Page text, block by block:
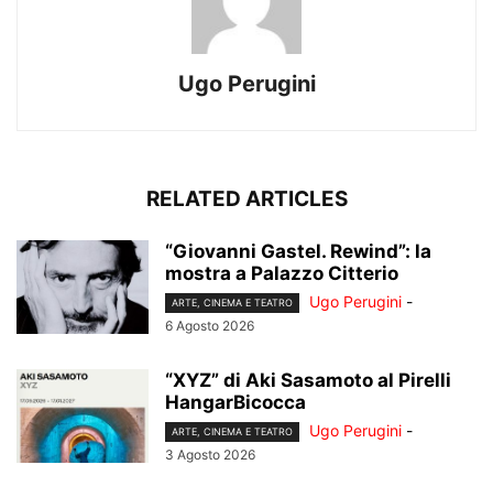
Ugo Perugini
RELATED ARTICLES
“Giovanni Gastel. Rewind”: la
mostra a Palazzo Citterio
ARTE, CINEMA E TEATRO Ugo Perugini -
6 Agosto 2026
“XYZ” di Aki Sasamoto al Pirelli
HangarBicocca
ARTE, CINEMA E TEATRO Ugo Perugini -
3 Agosto 2026